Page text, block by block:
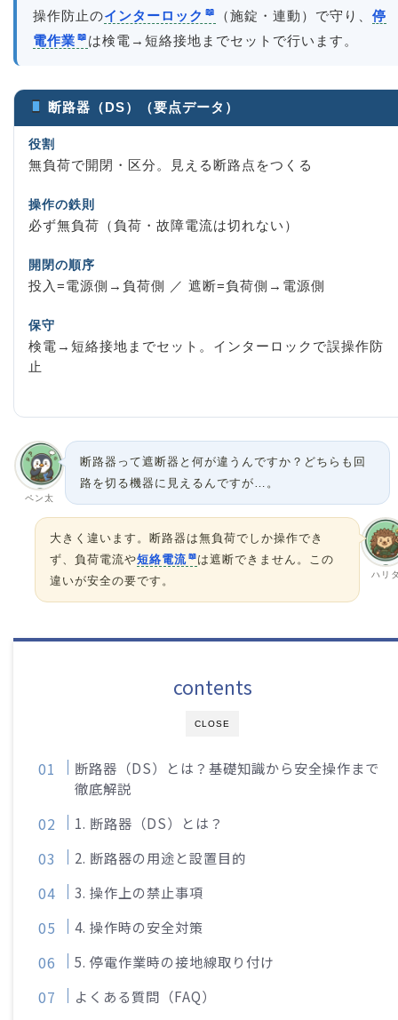
操作防止のインターロック （施錠・連動）で守り、 停
電作業
は検電→短絡接地までセットで行います。
断路器（DS）（要点データ）
役割
無負荷で開閉・区分。見える断路点をつくる
操作の鉄則
必ず無負荷（負荷・故障電流は切れない）
開閉の順序
投入=電源側→負荷側 ／ 遮断=負荷側→電源側
保守
検電→短絡接地までセット。インターロックで誤操作防
止
ペン太
断路器って遮断器と何が違うんですか？どちらも回
路を切る機器に見えるんですが…。
ハリ
大きく違います。断路器は無負荷でしか操作でき
ず、負荷電流や短絡電流
は遮断できません。この
違いが安全の要です。
CLOSE
contents
断路器（DS）とは？基礎知識から安全操作まで
徹底解説
1. 断路器（DS）とは？
2. 断路器の用途と設置目的
3. 操作上の禁止事項
4. 操作時の安全対策
5. 停電作業時の接地線取り付け
よくある質問（FAQ）